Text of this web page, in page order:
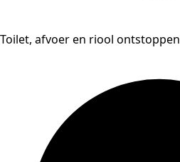
Toilet, afvoer en riool ontstoppen